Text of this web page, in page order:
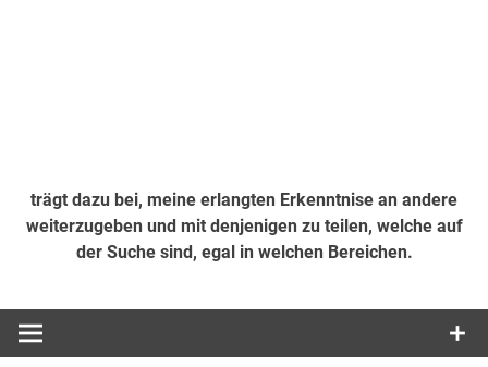
trägt dazu bei, meine erlangten Erkenntnise an andere
weiterzugeben und mit denjenigen zu teilen, welche auf
der Suche sind, egal in welchen Bereichen.